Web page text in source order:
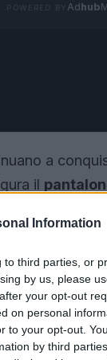
Information
third parties, or
by us, please
your opt-out
on personal
to your opt-out.
by third
Adhub
a
il
si
per un